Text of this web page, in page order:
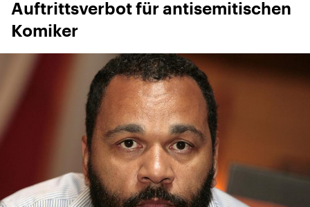
Auftrittsverbot für antisemitischen
Komiker